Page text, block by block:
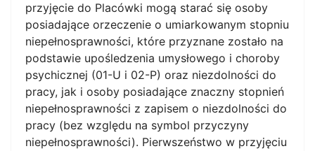
przyjęcie do Placówki mogą starać się osoby
posiadające orzeczenie o umiarkowanym stopniu
niepełnosprawności, które przyznane zostało na
podstawie upośledzenia umysłowego i choroby
psychicznej (01-U i 02-P) oraz niezdolności do
pracy, jak i osoby posiadające znaczny stopnień
niepełnosprawności z zapisem o niezdolności do
pracy (bez względu na symbol przyczyny
niepełnosprawności). Pierwszeństwo w przyjęciu